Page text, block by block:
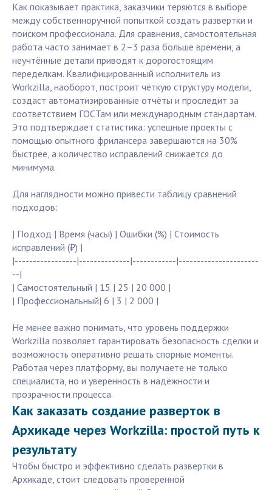
Как показывает практика, заказчики теряются в выборе
между собственноручной попыткой создать развертки и
поиском профессионала. Для сравнения, самостоятельная
работа часто занимает в 2–3 раза больше времени, а
неучтённые детали приводят к дорогостоящим
переделкам. Квалифицированный исполнитель из
Workzilla, наоборот, построит чёткую структуру модели,
создаст автоматизированные отчёты и проследит за
соответствием ГОСТам или международным стандартам.
Это подтверждает статистика: успешные проекты с
помощью опытного фрилансера завершаются на 30%
быстрее, а количество исправлений снижается до
минимума.
Для наглядности можно привести таблицу сравнений
подходов:
| Подход | Время (часы) | Ошибки (%) | Стоимость
исправлений (₽) |
|-----------------|--------------|------------|----------------------
--|
| Самостоятельный | 15 | 25 | 20 000 |
| Профессиональный| 6 | 3 | 2 000 |
Не менее важно понимать, что уровень поддержки
Workzilla позволяет гарантировать безопасность сделки и
возможность оперативно решать спорные моменты.
Работая через платформу, вы получаете не только
специалиста, но и уверенность в надёжности и
прозрачности процесса.
Как заказать создание разверток в
Архикаде через Workzilla: простой путь к
результату
Чтобы быстро и эффективно сделать развертки в
Архикаде, стоит следовать проверенной